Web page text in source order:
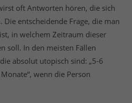
oft Antworten hören, die sich
Die entscheidende Frage, die man
in welchem Zeitraum dieser
soll. In den meisten Fällen
absolut utopisch sind: „5-6
wenn die Person